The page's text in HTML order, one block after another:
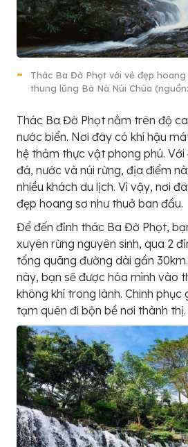
Thác Ba Đờ Phọt với vẻ đẹp
thung lũng Bà Nà Núi Chúa
Thác Ba Đờ Phọt nằm trên độ
nước biển. Nơi đây có khí hậu
hệ thảm thực vật phong phú. Với
đá, nước và núi rừng, địa điểm
nhiều khách du lịch. Vì vậy, nơi
đẹp hoang sơ như thuở ban đầu.
Để đến đỉnh thác Ba Đờ Phọt,
xuyên rừng nguyên sinh, qua 2
tổng quãng đường dài gần
này, bạn sẽ được hòa mình vào
không khí trong lành. Chinh phục
tạm quên đi bộn bề nơi thành thị.